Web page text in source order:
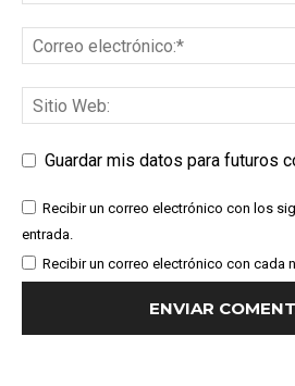
Guardar mis datos para futuros
Recibir un correo electrónico con los
entrada.
Recibir un correo electrónico con cada